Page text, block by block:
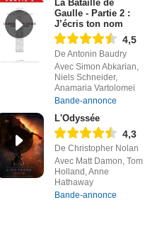
La Bataille de
Gaulle - Partie 2 :
J’écris ton nom
4,5
De Antonin Baudry
Avec Simon Abkarian,
Niels Schneider,
Anamaria Vartolomei
Bande-annonce
L'Odyssée
4,3
De Christopher Nolan
Avec Matt Damon, Tom
Holland, Anne
Hathaway
Bande-annonce